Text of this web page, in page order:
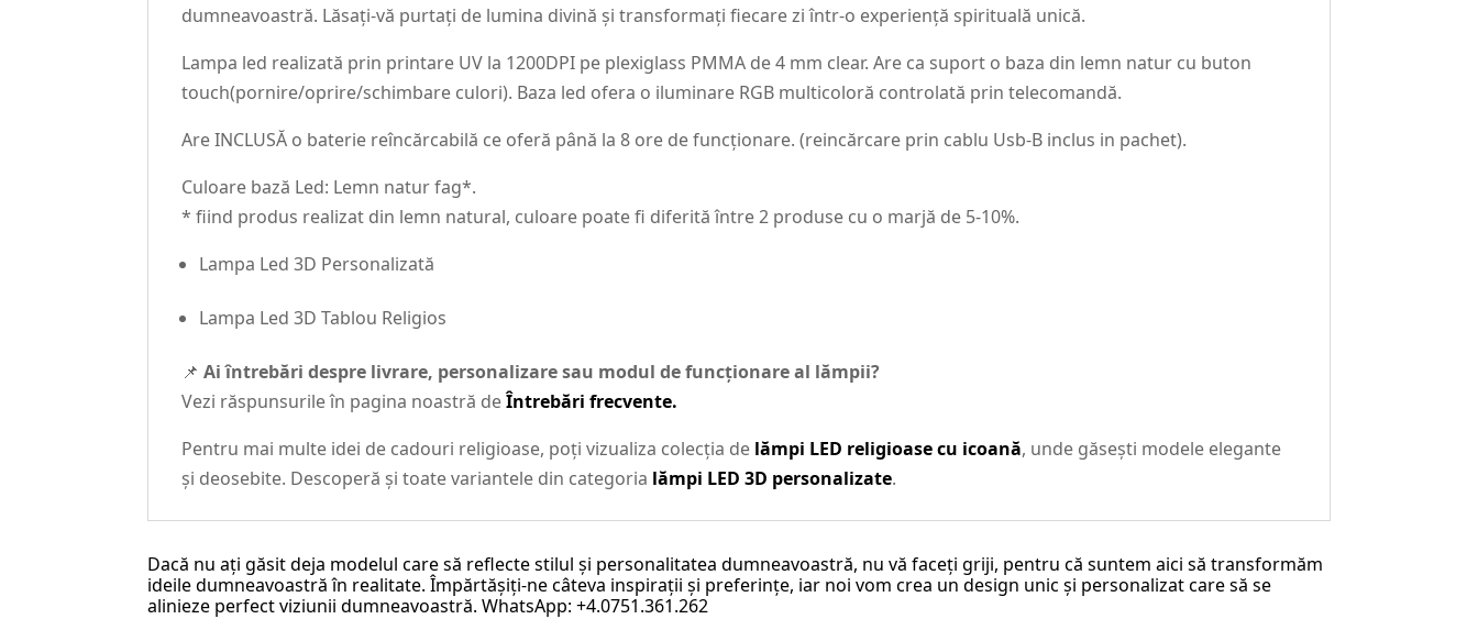
dumneavoastră. Lăsați-vă purtați de lumina divină și transformați fiecare zi într-o experiență spirituală unică.
Lampa led realizată prin printare UV la 1200DPI pe plexiglass PMMA de 4 mm clear. Are ca suport o baza din lemn natur cu buton
touch(pornire/oprire/schimbare culori). Baza led ofera o iluminare RGB multicoloră controlată prin telecomandă.
Are INCLUSĂ o baterie reîncărcabilă ce oferă până la 8 ore de funcționare. (reincărcare prin cablu Usb-B inclus in pachet).
Culoare bază Led: Lemn natur fag*.
* fiind produs realizat din lemn natural, culoare poate fi diferită între 2 produse cu o marjă de 5-10%.
Lampa Led 3D Personalizată
Lampa Led 3D Tablou Religios
📌Ai întrebări despre livrare, personalizare sau modul de funcționare al lămpii?
Vezi răspunsurile în pagina noastră deÎntrebări frecvente.
Pentru mai multe idei de cadouri religioase, poți vizualiza colecția de lămpi LED religioase cu icoană, unde găsești modele elegante
și deosebite. Descoperă și toate variantele din categoria lămpi LED 3D personalizate.
Dacă nu ați găsit deja modelul care să reflecte stilul și personalitatea dumneavoastră, nu vă faceți griji, pentru că suntem aici să transformăm
ideile dumneavoastră în realitate. Împărtășiți-ne câteva inspirații și preferințe, iar noi vom crea un design unic și personalizat care să se
alinieze perfect viziunii dumneavoastră. WhatsApp: +4.0751.361.262